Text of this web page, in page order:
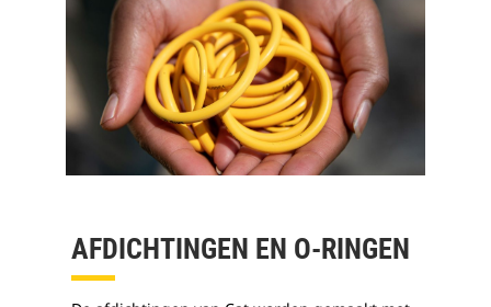
AFDICHTINGEN EN O-RINGEN